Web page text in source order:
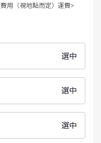
用（視地點而定）運費>
選中
選中
選中